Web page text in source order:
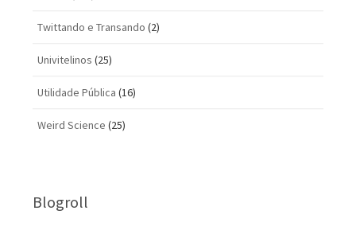
Twittando e Transando (2)
Univitelinos (25)
Utilidade Pública (16)
Weird Science (25)
Blogroll